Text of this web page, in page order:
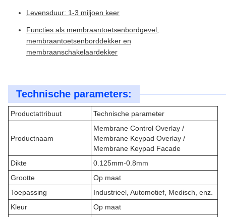
Levensduur: 1-3 miljoen keer
Functies als membraantoetsenbordgevel,
membraantoetsenborddekker en
membraanschakelaardekker
Technische parameters:
Productattribuut Technische parameter
Productnaam
Membrane Control Overlay /
Membrane Keypad Overlay /
Membrane Keypad Facade
Dikte
0.125mm-0.8mm
Grootte
Op maat
Toepassing
Industrieel, Automotief, Medisch, enz.
Kleur
Op maat